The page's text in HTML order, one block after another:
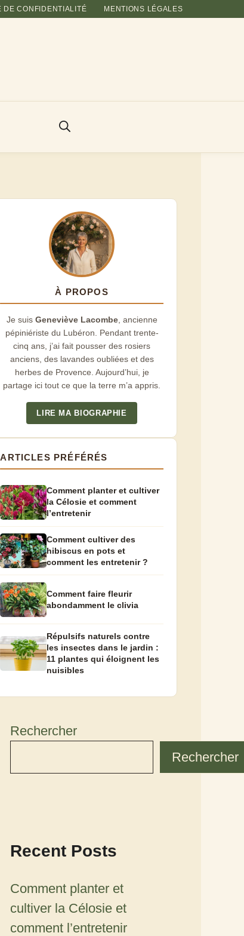
DE CONFIDENTIALITÉ MENTIONS LÉGALES
À PROPOS
Je suis Geneviève Lacombe, ancienne
pépiniériste du Lubéron. Pendant trente-
cinq ans, j’ai fait pousser des rosiers
anciens, des lavandes oubliées et des
herbes de Provence. Aujourd’hui, je
partage ici tout ce que la terre m’a appris.
LIRE MA BIOGRAPHIE
ARTICLES PRÉFÉRÉS
Comment planter et cultiver
la Célosie et comment
l’entretenir
Comment cultiver des
hibiscus en pots et
comment les entretenir ?
Comment faire fleurir
abondamment le clivia
Répulsifs naturels contre
les insectes dans le jardin :
11 plantes qui éloignent les
nuisibles
Rechercher
Rechercher
Recent Posts
Comment planter et
cultiver la Célosie et
comment l’entretenir